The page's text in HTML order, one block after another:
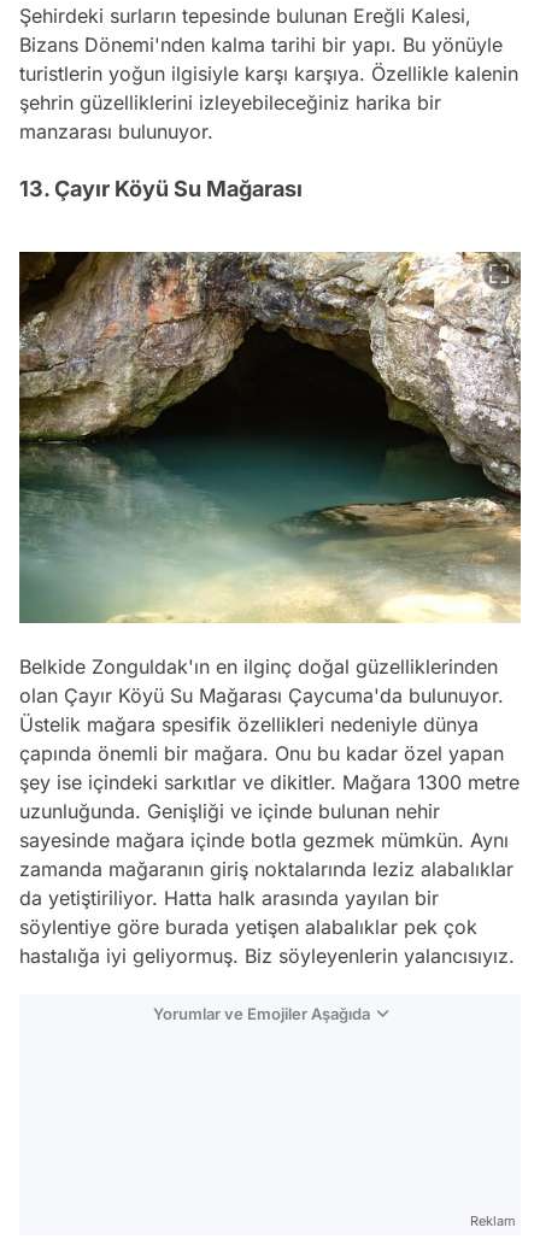
Şehirdeki surların tepesinde bulunan Ereğli Kalesi,
Bizans Dönemi'nden kalma tarihi bir yapı. Bu yönüyle
turistlerin yoğun ilgisiyle karşı karşıya. Özellikle kalenin
şehrin güzelliklerini izleyebileceğiniz harika bir
manzarası bulunuyor.
13. Çayır Köyü Su Mağarası
Belkide Zonguldak'ın en ilginç doğal güzelliklerinden
olan Çayır Köyü Su Mağarası Çaycuma'da bulunuyor.
Üstelik mağara spesifik özellikleri nedeniyle dünya
çapında önemli bir mağara. Onu bu kadar özel yapan
şey ise içindeki sarkıtlar ve dikitler. Mağara 1300 metre
uzunluğunda. Genişliği ve içinde bulunan nehir
sayesinde mağara içinde botla gezmek mümkün. Aynı
zamanda mağaranın giriş noktalarında leziz alabalıklar
da yetiştiriliyor. Hatta halk arasında yayılan bir
söylentiye göre burada yetişen alabalıklar pek çok
hastalığa iyi geliyormuş. Biz söyleyenlerin yalancısıyız.
Yorumlar ve Emojiler Aşağıda
Reklam